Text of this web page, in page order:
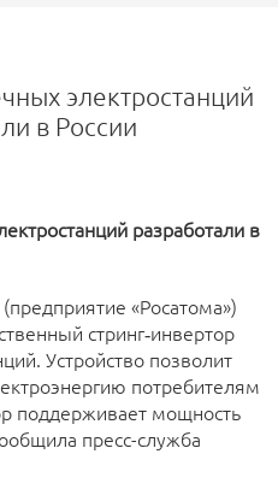
электростанций
в России
разработали в
«Росатома»)
стринг‑инвертор
Устройство позволит
потребителям
поддерживает мощность
пресс-служба